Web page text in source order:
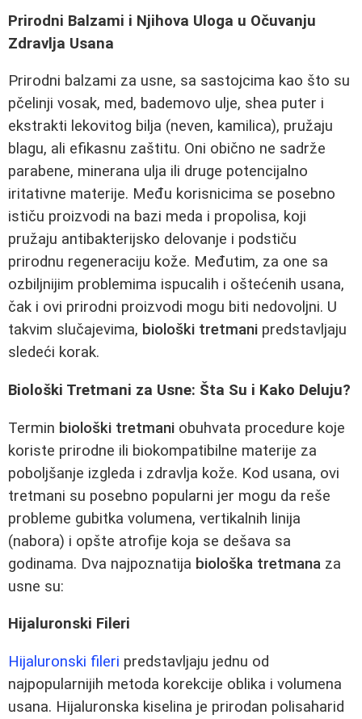
Prirodni Balzami i Njihova Uloga u Očuvanju
Zdravlja Usana
Prirodni balzami za usne, sa sastojcima kao što su
pčelinji vosak, med, bademovo ulje, shea puter i
ekstrakti lekovitog bilja (neven, kamilica), pružaju
blagu, ali efikasnu zaštitu. Oni obično ne sadrže
parabene, minerana ulja ili druge potencijalno
iritativne materije. Među korisnicima se posebno
ističu proizvodi na bazi meda i propolisa, koji
pružaju antibakterijsko delovanje i podstiču
prirodnu regeneraciju kože. Međutim, za one sa
ozbiljnijim problemima ispucalih i oštećenih usana,
čak i ovi prirodni proizvodi mogu biti nedovoljni. U
takvim slučajevima, biološki tretmani predstavljaju
sledeći korak.
Biološki Tretmani za Usne: Šta Su i Kako Deluju?
Termin biološki tretmani obuhvata procedure koje
koriste prirodne ili biokompatibilne materije za
poboljšanje izgleda i zdravlja kože. Kod usana, ovi
tretmani su posebno popularni jer mogu da reše
probleme gubitka volumena, vertikalnih linija
(nabora) i opšte atrofije koja se dešava sa
godinama. Dva najpoznatija biološka tretmana za
usne su:
Hijaluronski Fileri
Hijaluronski fileri predstavljaju jednu od
najpopularnijih metoda korekcije oblika i volumena
usana. Hijaluronska kiselina je prirodan polisaharid